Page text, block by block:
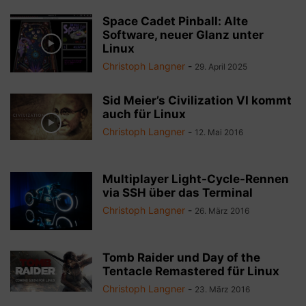
Space Cadet Pinball: Alte
Software, neuer Glanz unter
Linux
Christoph Langner - 29. April 2025
Sid Meier’s Civilization VI kommt
auch für Linux
Christoph Langner - 12. Mai 2016
Multiplayer Light-Cycle-Rennen
via SSH über das Terminal
Christoph Langner - 26. März 2016
Tomb Raider und Day of the
Tentacle Remastered für Linux
Christoph Langner - 23. März 2016